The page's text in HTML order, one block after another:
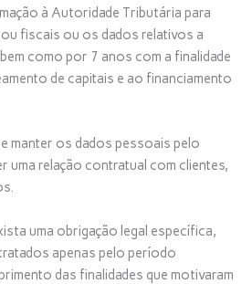
à Autoridade Tributária para
fiscais ou os dados relativos a
como por 7 anos com a finalidade
de capitais e ao financiamento
manter os dados pessoais pelo
uma relação contratual com clientes,
uma obrigação legal específica,
apenas pelo período
das finalidades que motivaram